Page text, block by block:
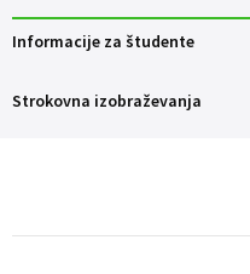
Informacije za študente
Strokovna izobraževanja